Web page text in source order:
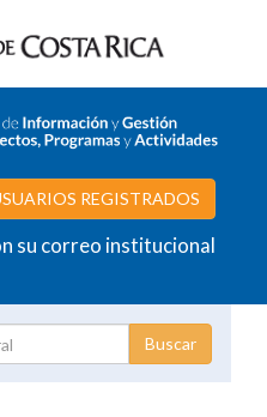
REGISTRADOS
su correo institucional